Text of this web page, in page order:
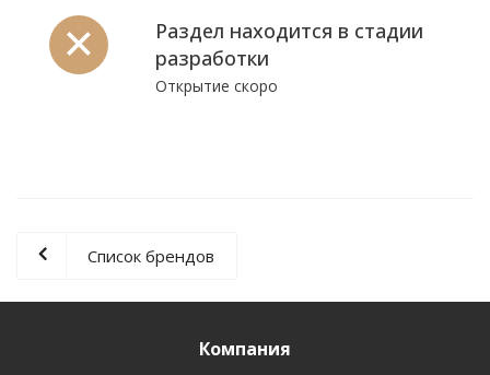
Раздел находится в стадии
разработки
Открытие скоро
Список брендов
Компания